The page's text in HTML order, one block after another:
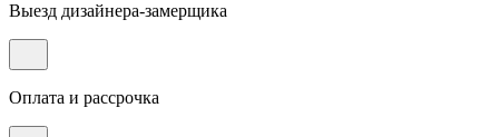
Выезд дизайнера-замерщика
Оплата и рассрочка